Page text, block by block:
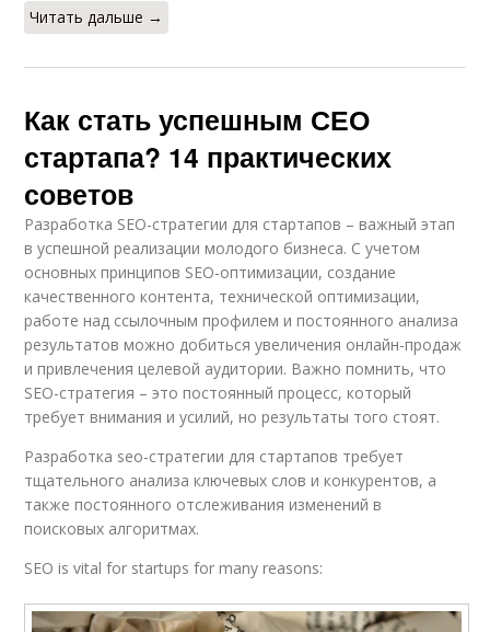
Читать дальше →
Как стать успешным СЕО
стартапа? 14 практических
советов
Разработка SEO-стратегии для стартапов – важный этап
в успешной реализации молодого бизнеса. С учетом
основных принципов SEO-оптимизации, создание
качественного контента, технической оптимизации,
работе над ссылочным профилем и постоянного анализа
результатов можно добиться увеличения онлайн-продаж
и привлечения целевой аудитории. Важно помнить, что
SEO-стратегия – это постоянный процесс, который
требует внимания и усилий, но результаты того стоят.
Разработка seo-стратегии для стартапов требует
тщательного анализа ключевых слов и конкурентов, а
также постоянного отслеживания изменений в
поисковых алгоритмах.
SEO is vital for startups for many reasons: